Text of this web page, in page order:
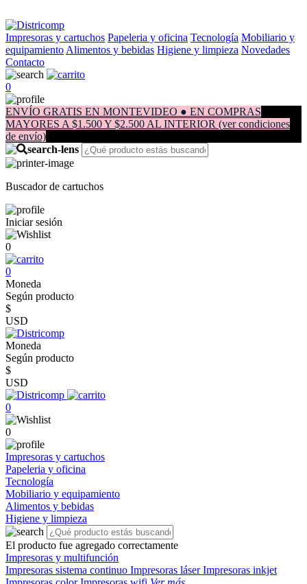
Impresoras y cartuchos Papeleria y oficina Tecnología Mobiliario y
equipamiento Alimentos y bebidas Higiene y limpieza Novedades
Contacto
0
ENVÍO GRATIS EN MONTEVIDEO ● EN COMPRAS
MAYORES A $1.500 Y $2.500 AL INTERIOR (ver condiciones
de envío)
Buscador de cartuchos
Iniciar sesión
0
0
Moneda
Según producto
$
USD
Moneda
Según producto
$
USD
0
0
Impresoras y cartuchos
Papeleria y oficina
Tecnología
Mobiliario y equipamiento
Alimentos y bebidas
Higiene y limpieza
El producto fue agregado correctamente
Impresoras y multifunción
Impresoras sistema continuo Impresoras láserImpresoras inkjet